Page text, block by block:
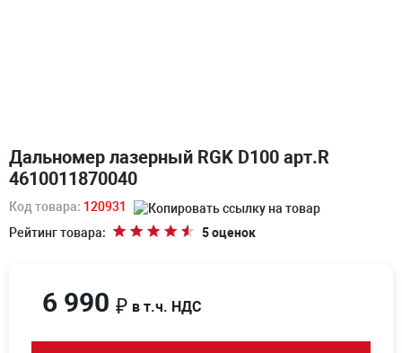
Дальномер лазерный RGK D100 арт.R
4610011870040
Код товара: 120931
Рейтинг товара:
5 оценок
6 990 ₽ в т.ч. НДС